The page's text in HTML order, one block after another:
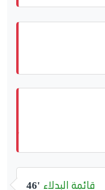
46' قائمة البدلاء